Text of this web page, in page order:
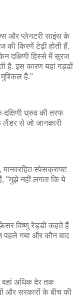
और प्लेनटरी साइंस के
की किरणें टेढ़ी होती हैं.
दक्षिणी हिस्से में सूरज
है. इस कारण यहां गड्ढों
है."
ध्रुव की तरफ
से जो जानकारी
मानवरहित स्पेसक्राफ्ट
"मुझे नहीं लगता कि ये
विष्णु रेड्डी कहते हैं
पहले गया और कौन बाद
अधिक देर तक
और सरकारों के बीच की